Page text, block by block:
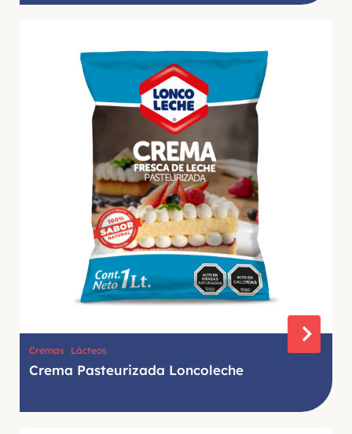
Cremas, Lácteos
Crema Pasteurizada Loncoleche